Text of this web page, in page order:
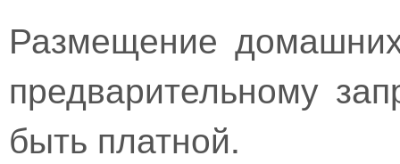
Размещение
предварительному
быть платной.